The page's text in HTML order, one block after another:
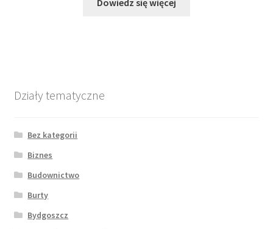
Dowiedz się więcej
Działy tematyczne
Bez kategorii
Biznes
Budownictwo
Burty
Bydgoszcz